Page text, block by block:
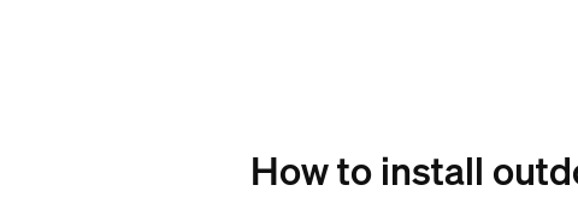
How to install